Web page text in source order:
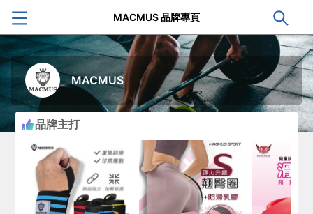
MACMUS 品牌專頁
MACMUS
品牌主打